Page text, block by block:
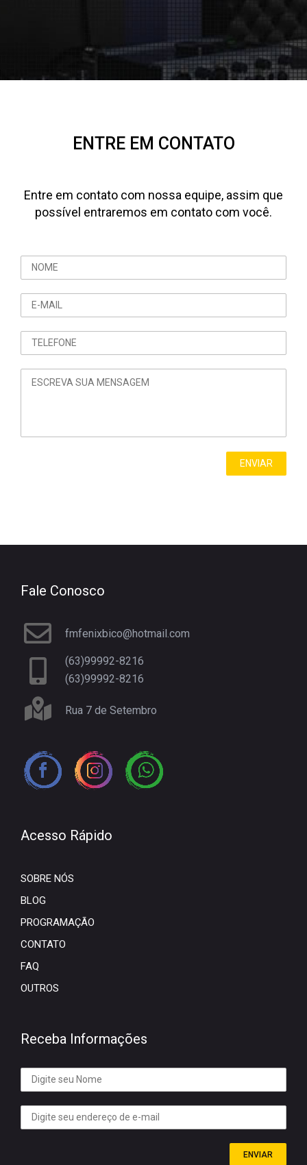
ENTRE EM CONTATO
Entre em contato com nossa equipe, assim que
possível entraremos em contato com você.
Fale Conosco
fmfenixbico@hotmail.com
(63)99992-8216
(63)99992-8216
Rua 7 de Setembro
Acesso Rápido
SOBRE NÓS
BLOG
PROGRAMAÇÃO
CONTATO
FAQ
OUTROS
Receba Informações
ENVIAR